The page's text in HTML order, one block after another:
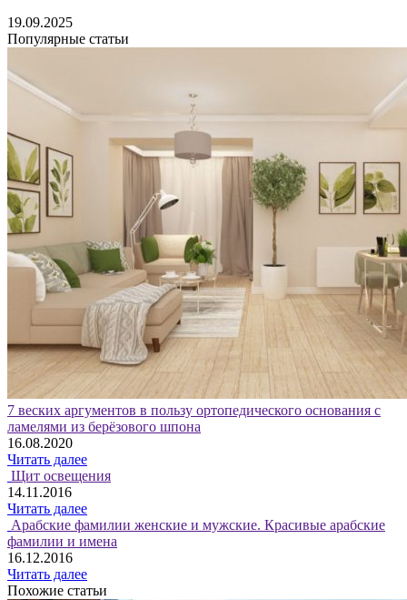
19.09.2025
Популярные статьи
7 веских аргументов в пользу ортопедического основания с
ламелями из берёзового шпона
16.08.2020
Читать далее
Щит освещения
14.11.2016
Читать далее
Арабские фамилии женские и мужские. Красивые арабские
фамилии и имена
16.12.2016
Читать далее
Похожие статьи